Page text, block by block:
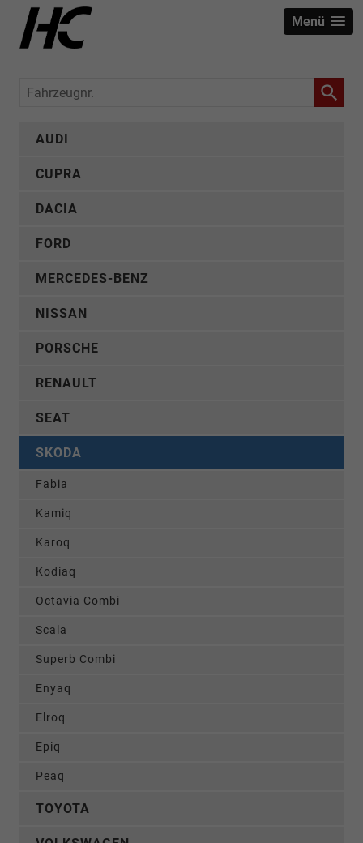
Menü
Fahrzeugnr.
AUDI
CUPRA
DACIA
FORD
MERCEDES-BENZ
NISSAN
PORSCHE
RENAULT
SEAT
SKODA
Fabia
Kamiq
Karoq
Kodiaq
Octavia Combi
Scala
Superb Combi
Enyaq
Elroq
Epiq
Peaq
TOYOTA